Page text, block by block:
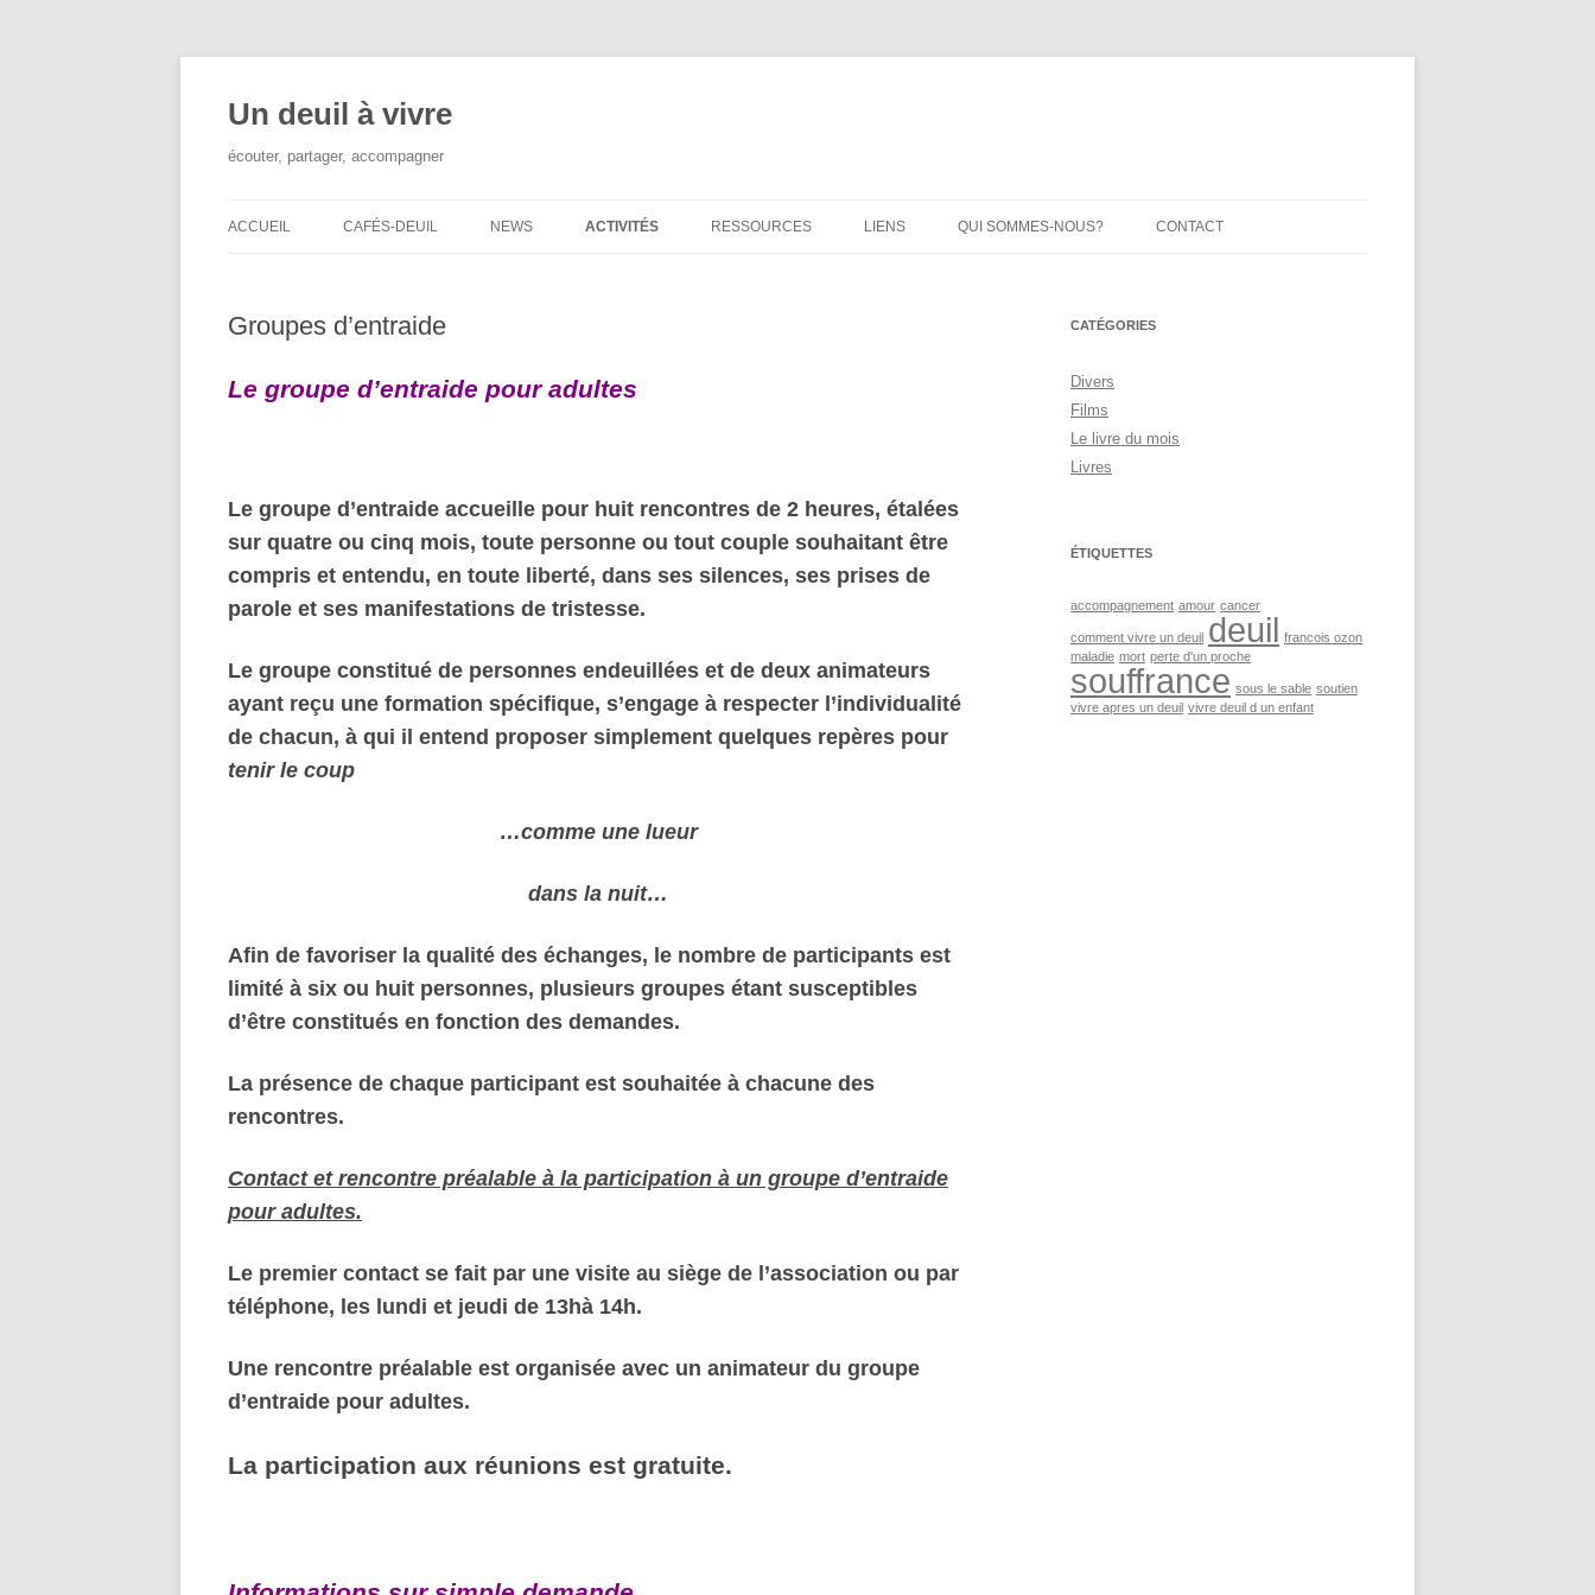
Un deuil à vivre
écouter, partager, accompagner
ACCUEIL CAFÉS-DEUIL NEWS ACTIVITÉS RESSOURCES
TEXTES
LIENS QUI SOMMES-NOUS? CONTACT
Groupes d’entraide
Le groupe d’entraide pour adultes
Le groupe d’entraide accueille pour huit rencontres de 2 heures, étalées
sur quatre ou cinq mois, toute personne ou tout couple souhaitant être
compris et entendu, en toute liberté, dans ses silences, ses prises de
parole et ses manifestations de tristesse.
Le groupe constitué de personnes endeuillées et de deux animateurs
ayant reçu une formation spécifique, s’engage à respecter l’individualité
de chacun, à qui il entend proposer simplement quelques repères pour
tenir le coup
…comme une lueur
dans la nuit…
Afin de favoriser la qualité des échanges, le nombre de participants est
limité à six ou huit personnes, plusieurs groupes étant susceptibles
d’être constitués en fonction des demandes.
La présence de chaque participant est souhaitée à chacune des
rencontres.
Contact et rencontre préalable à la participation à un groupe d’entraide
pour adultes.
Le premier contact se fait par une visite au siège de l’association ou par
téléphone, les lundi et jeudi de 13hà 14h.
Une rencontre préalable est organisée avec un animateur du groupe
d’entraide pour adultes.
La participation aux réunions est gratuite.
CATÉGORIES
Divers
Films
Le livre du mois
Livres
ÉTIQUETTES
accompagnement amour cancer
comment vivre un deuil deuil francois ozon
maladie mort perte d'un proche
souffrance sous le sable soutien
vivre apres un deuil vivre deuil d un enfant